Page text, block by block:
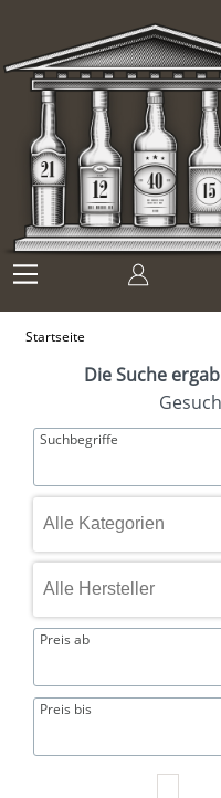
Startseite
Die Suche
Suchbegriffe
Preis ab
Preis bis